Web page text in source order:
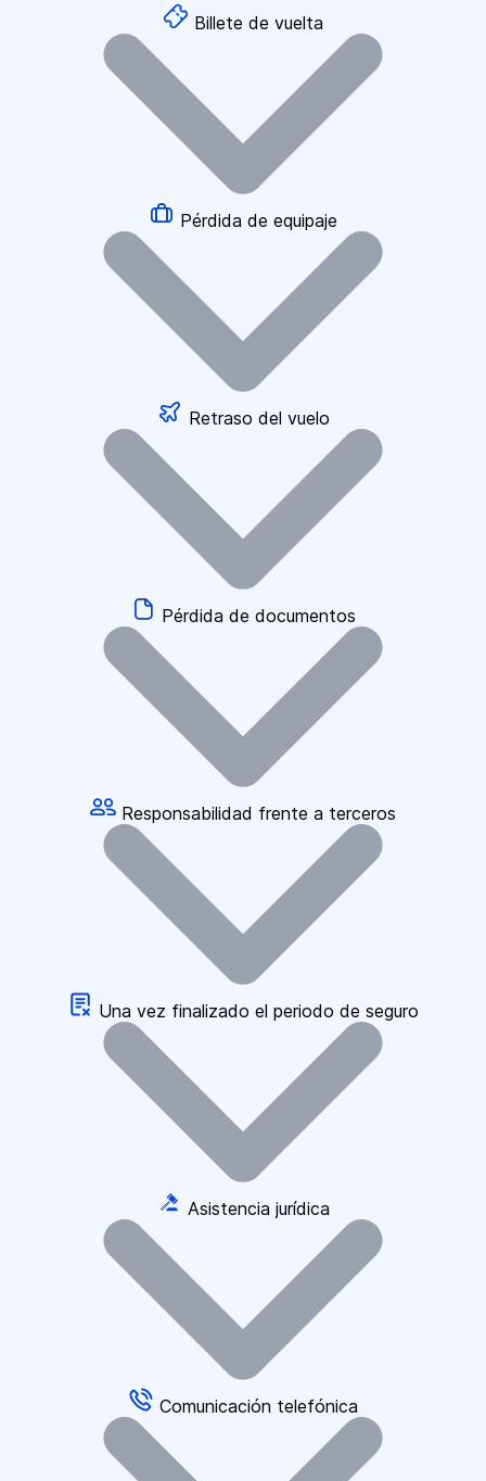
Billete de vuelta
Pérdida de equipaje
Retraso del vuelo
Pérdida de documentos
Responsabilidad frente a terceros
Una vez finalizado el periodo de seguro
Asistencia jurídica
Comunicación telefónica